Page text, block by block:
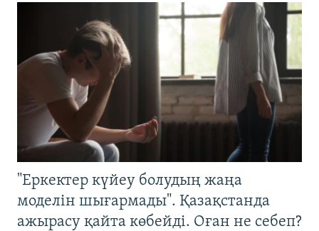
"Еркектер күйеу болудың жаңа
моделін шығармады". Қазақстанда
ажырасу қайта көбейді. Оған не себеп?